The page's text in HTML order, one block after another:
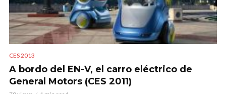
CES 2013
A bordo del EN-V, el carro eléctrico de
General Motors (CES 2011)